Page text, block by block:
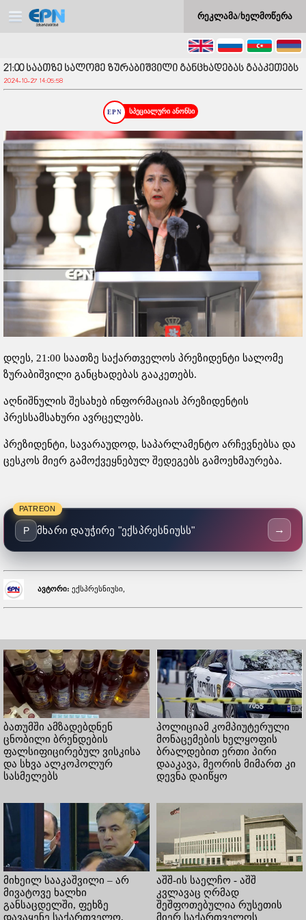
რეკლამა/ხელმოწერა
21:00 საათზე სალომე ზურაბიშვილი განცხადებას გააკეთებს
2024-10-27 14:05:58
სპეციალური ანონსი
დღეს, 21:00 საათზე საქართველოს პრეზიდენტი სალომე
ზურაბიშვილი განცხადებას გააკეთებს.
აღნიშნულის შესახებ ინფორმაციას პრეზიდენტის
პრესსამსახური ავრცელებს.
პრეზიდენტი, სავარაუდოდ, საპარლამენტო არჩევნებსა და
ცესკოს მიერ გამოქვეყნებულ შედეგებს გამოეხმაურება.
PATREON
P მხარი დაუჭირე "ექსპრესნიუსს" →
ავტორი: ექსპრესნიუსი,
ბათუმში ამზადებდნენ
ცნობილი ბრენდების
ფალსიფიცირებულ ვისკისა
და სხვა ალკოჰოლურ
სასმელებს
პოლიციამ კომპიუტერული
მონაცემების ხელყოფის
ბრალდებით ერთი პირი
დააკავა, მეორის მიმართ კი
დევნა დაიწყო
მიხეილ სააკაშვილი – არ
მივატოვე ხალხი
განსაცდელში, ფეხზე
დავაყენე საქართველო,
აშშ-ის საელჩო - აშშ
კვლავაც ღრმად
შეშფოთებულია რუსეთის
მიერ საქართველოს